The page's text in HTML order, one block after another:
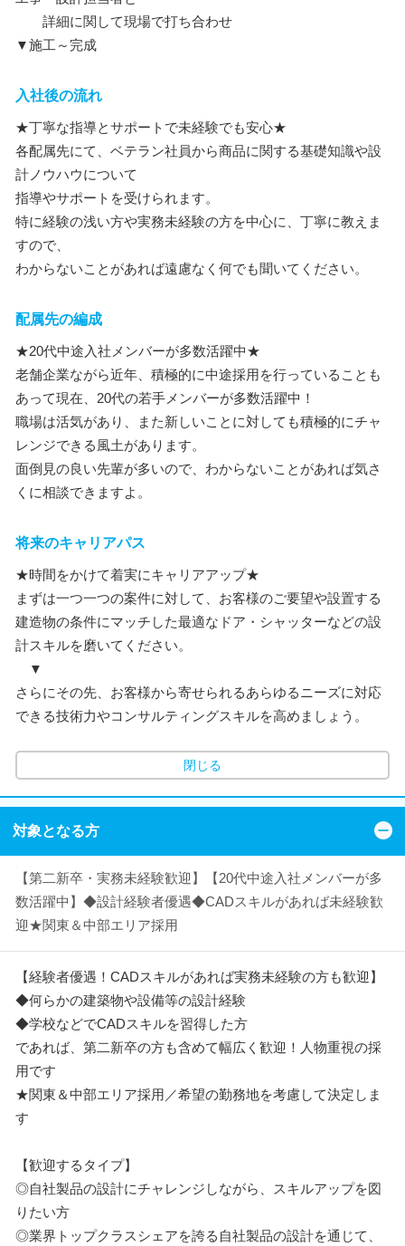
詳細に関して現場で打ち合わせ
▼施工～完成
入社後の流れ
★丁寧な指導とサポートで未経験でも安心★
各配属先にて、ベテラン社員から商品に関する基礎知識や設
計ノウハウについて
指導やサポートを受けられます。
特に経験の浅い方や実務未経験の方を中心に、丁寧に教えま
すので、
わからないことがあれば遠慮なく何でも聞いてください。
配属先の編成
★20代中途入社メンバーが多数活躍中★
老舗企業ながら近年、積極的に中途採用を行っていることも
あって現在、20代の若手メンバーが多数活躍中！
職場は活気があり、また新しいことに対しても積極的にチャ
レンジできる風土があります。
面倒見の良い先輩が多いので、わからないことがあれば気さ
くに相談できますよ。
将来のキャリアパス
★時間をかけて着実にキャリアアップ★
まずは一つ一つの案件に対して、お客様のご要望や設置する
建造物の条件にマッチした最適なドア・シャッターなどの設
計スキルを磨いてください。
▼
さらにその先、お客様から寄せられるあらゆるニーズに対応
できる技術力やコンサルティングスキルを高めましょう。
閉じる
対象となる方
【第二新卒・実務未経験歓迎】【20代中途入社メンバーが多
数活躍中】◆設計経験者優遇◆CADスキルがあれば未経験歓
迎★関東＆中部エリア採用
【経験者優遇！CADスキルがあれば実務未経験の方も歓迎】
◆何らかの建築物や設備等の設計経験
◆学校などでCADスキルを習得した方
であれば、第二新卒の方も含めて幅広く歓迎！人物重視の採
用です
★関東＆中部エリア採用／希望の勤務地を考慮して決定しま
す
【歓迎するタイプ】
◎自社製品の設計にチャレンジしながら、スキルアップを図
りたい方
◎業界トップクラスシェアを誇る自社製品の設計を通じて、